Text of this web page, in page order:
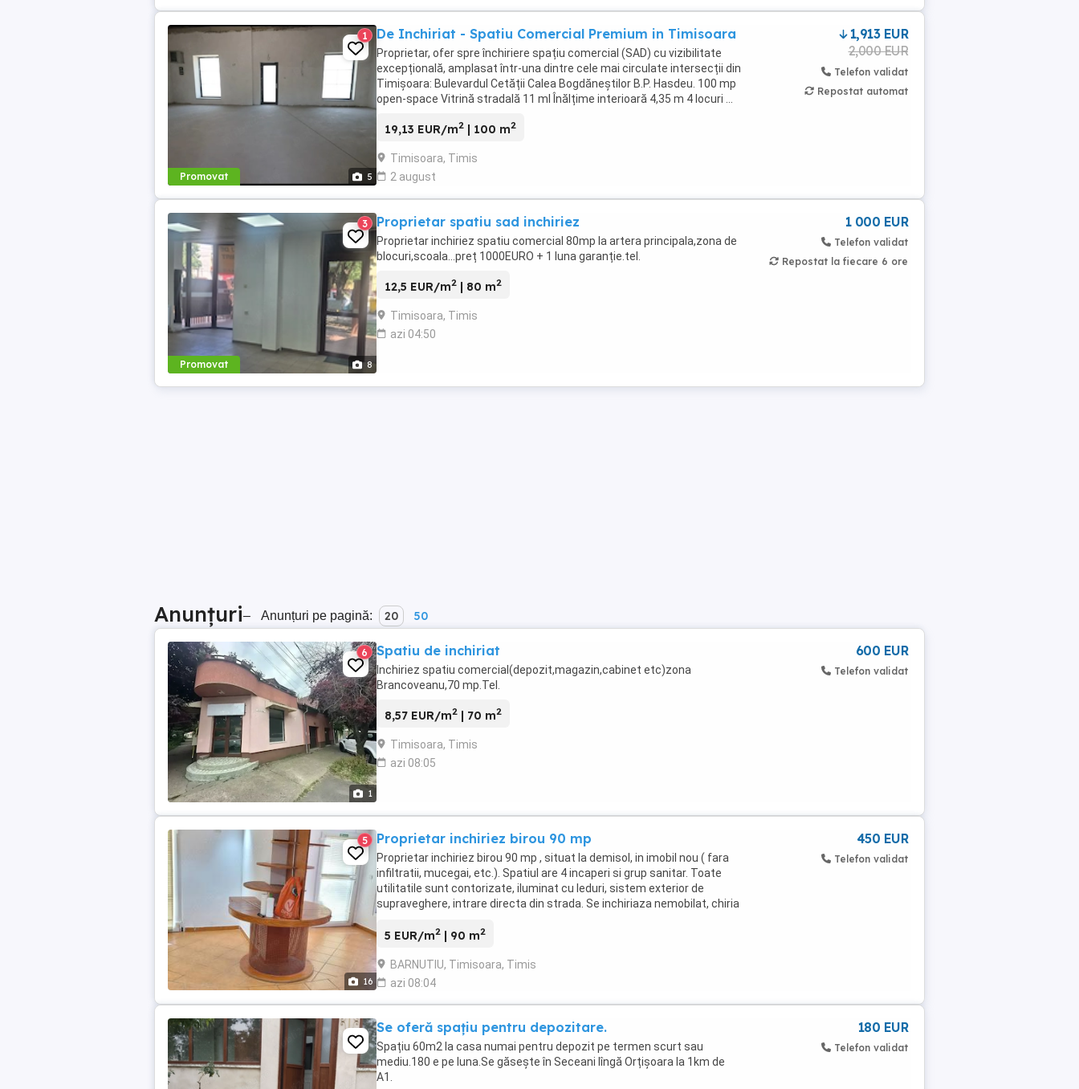
Promovat 5
1 De Inchiriat - Spatiu Comercial Premium in Timisoara
Proprietar, ofer spre închiriere spațiu comercial (SAD) cu vizibilitate
excepțională, amplasat într-una dintre cele mai circulate intersecții din
Timișoara: Bulevardul Cetății Calea Bogdăneștilor B.P. Hasdeu. 100 mp
open-space Vitrină stradală 11 ml Înălțime interioară 4,35 m 4 locuri ...
19,13 EUR/m2 | 100 m2
Timisoara, Timis
2 august
1,913 EUR
2,000 EUR
Telefon validat
Repostat automat
Promovat 8
3 Proprietar spatiu sad inchiriez
Proprietar inchiriez spatiu comercial 80mp la artera principala,zona de
blocuri,scoala...preț 1000EURO + 1 luna garanție.tel.
12,5 EUR/m2 | 80 m2
Timisoara, Timis
azi 04:50
1 000 EUR
Telefon validat
Repostat la fiecare 6 ore
Anunțuri– Anunțuri pe pagină: 20 50
1
6 Spatiu de inchiriat
Inchiriez spatiu comercial(depozit,magazin,cabinet etc)zona
Brancoveanu,70 mp.Tel.
8,57 EUR/m2 | 70 m2
Timisoara, Timis
azi 08:05
600 EUR
Telefon validat
16
5 Proprietar inchiriez birou 90 mp
Proprietar inchiriez birou 90 mp , situat la demisol, in imobil nou ( fara
infiltratii, mucegai, etc.). Spatiul are 4 incaperi si grup sanitar. Toate
utilitatile sunt contorizate, iluminat cu leduri, sistem exterior de
supraveghere, intrare directa din strada. Se inchiriaza nemobilat, chiria
5 EUR/m2 | 90 m2
BARNUTIU, Timisoara, Timis
azi 08:04
450 EUR
Telefon validat
Se oferă spațiu pentru depozitare.
Spațiu 60m2 la casa numai pentru depozit pe termen scurt sau
mediu.180 e pe luna.Se găsește în Seceani lîngă Orțișoara la 1km de
A1.
180 EUR
Telefon validat